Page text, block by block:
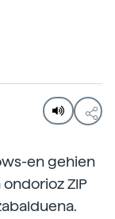
en gehien
ZIP